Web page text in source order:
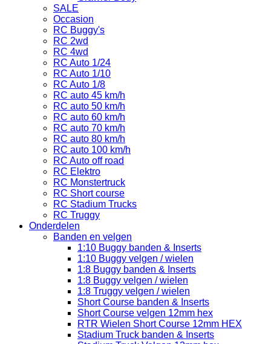
SALE
Occasion
RC Buggy's
RC 2wd
RC 4wd
RC Auto 1/24
RC Auto 1/10
RC Auto 1/8
RC auto 45 km/h
RC auto 50 km/h
RC auto 60 km/h
RC auto 70 km/h
RC auto 80 km/h
RC auto 100 km/h
RC Auto off road
RC Elektro
RC Monstertruck
RC Short course
RC Stadium Trucks
RC Truggy
Onderdelen
Banden en velgen
1:10 Buggy banden & Inserts
1:10 Buggy velgen / wielen
1:8 Buggy banden & Inserts
1:8 Buggy velgen / wielen
1:8 Truggy velgen / wielen
Short Course banden & Inserts
Short Course velgen 12mm hex
RTR Wielen Short Course 12mm HEX
Stadium Truck banden & Inserts